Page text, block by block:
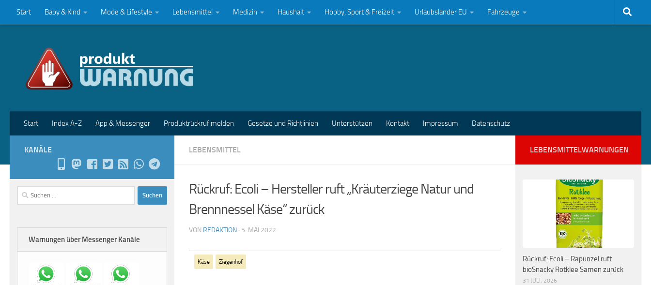
Zum Inhalt springen
Start Baby & Kind Mode & Lifestyle Lebensmittel Medizin Haushalt Hobby, Sport & Freizeit Urlaubsländer EU Fahrzeuge
Start Index A-Z App & Messenger Produktrückruf melden Gesetze und Richtlinien Unterstützen Kontakt Impressum Datenschutz
LEBENSMITTEL
Rückruf: Ecoli – Hersteller ruft „Kräuterziege Natur und
Brennnessel Käse“ zurück
VON REDAKTION · 5. MAI 2022
Käse Ziegenhof
KANÄLE
Suchen
nach:
Warnungen über Messenger Kanäle
LEBENSMITTELWARNUNGEN
Rückruf: Ecoli – Rapunzel ruft
bioSnacky Rotklee Samen zurück
31 JULI, 2026